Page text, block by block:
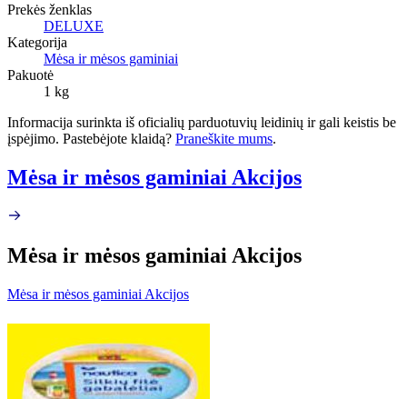
Prekės ženklas
DELUXE
Kategorija
Mėsa ir mėsos gaminiai
Pakuotė
1 kg
Informacija surinkta iš oficialių parduotuvių leidinių ir gali keistis be
įspėjimo. Pastebėjote klaidą? Praneškite mums.
Mėsa ir mėsos gaminiai Akcijos
Mėsa ir mėsos gaminiai Akcijos
Mėsa ir mėsos gaminiai Akcijos